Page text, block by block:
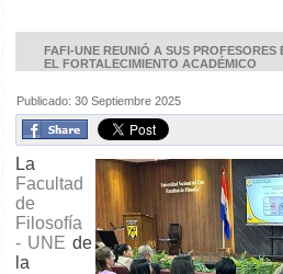
FAFI-UNE REUNIÓ A SUS
EL FORTALECIMIENTO ACADÉMICO
Publicado: 30 Septiembre 2025
La
Facultad
de
Filosofía
- UNE de
la